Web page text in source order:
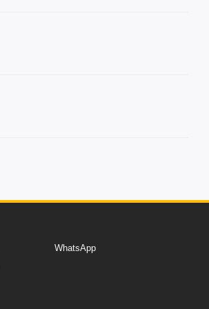
WhatsApp